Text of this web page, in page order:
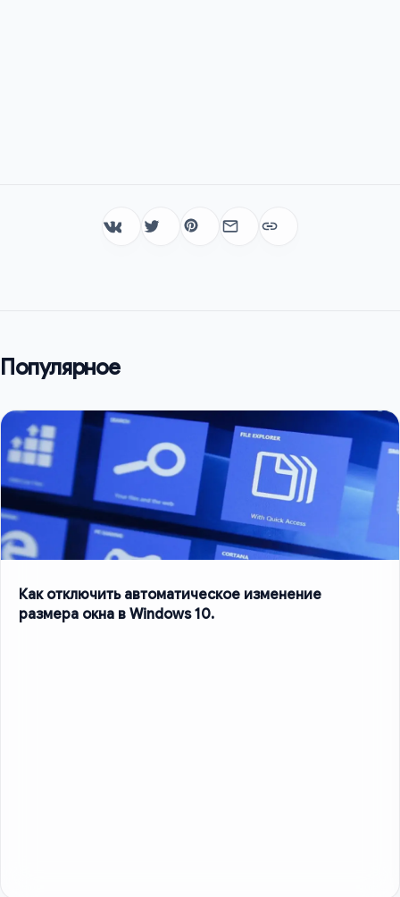
Популярное
Как отключить автоматическое изменение
размера окна в Windows 10.